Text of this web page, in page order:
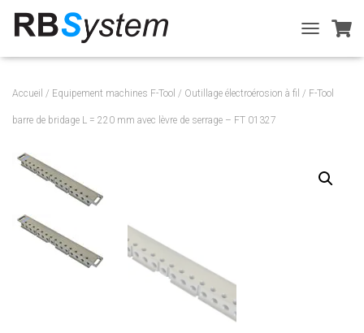
O
G
Accueil / Equipement machines F-Tool / Outillage électroérosion à fil / F-Tool
barre de bridage L = 220 mm avec lèvre de serrage – FT 01327